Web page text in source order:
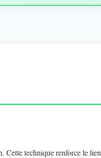
Cette technique renforce le lien